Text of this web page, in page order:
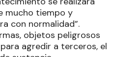
mucho tiempo y
con normalidad”.
objetos peligrosos
agredir a terceros, el